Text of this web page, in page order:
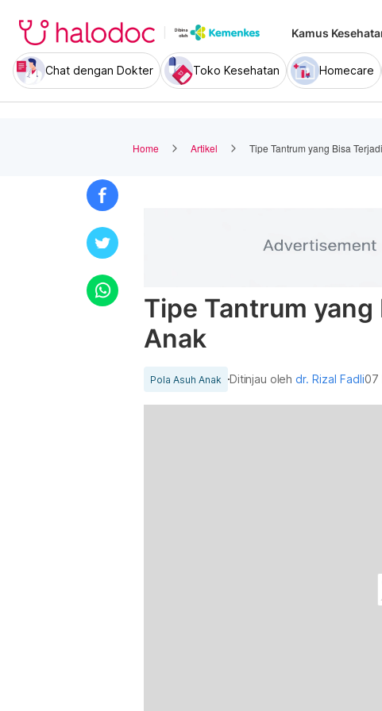
Kamus
Chat dengan Dokter Toko Kesehatan Homecare
Home Artikel Tipe Tantrum yang Bisa
Tipe Tantrum yang
Anak
Pola Asuh Anak Ditinjau olehdr. Rizal Fadli07